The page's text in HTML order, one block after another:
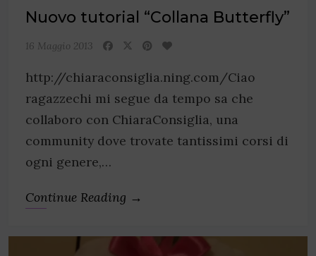
Nuovo tutorial “Collana Butterfly”
16 Maggio 2013
http://chiaraconsiglia.ning.com/Ciao
ragazzechi mi segue da tempo sa che
collaboro con ChiaraConsiglia, una
community dove trovate tantissimi corsi di
ogni genere,…
Continue Reading →